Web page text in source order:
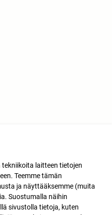
laitteen tietojen
Teemme tämän
ja näyttääksemme (muita
Suostumalla näihin
sivustolla tietoja, kuten